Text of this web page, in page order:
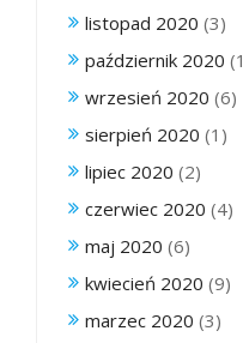
listopad 2020 (3)
październik 2020
wrzesień 2020 (6)
sierpień 2020 (1)
lipiec 2020 (2)
czerwiec 2020 (4)
maj 2020 (6)
kwiecień 2020 (9)
marzec 2020 (3)